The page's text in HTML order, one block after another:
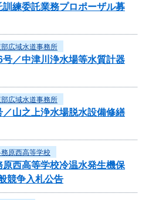
練委託業務プロポーザル募
広域水道事務所
号／中津川浄水場等水質計器
広域水道事務所
／山之上浄水場脱水設備修繕
原西高等学校
西高等学校冷温水発生機保
競争入札公告